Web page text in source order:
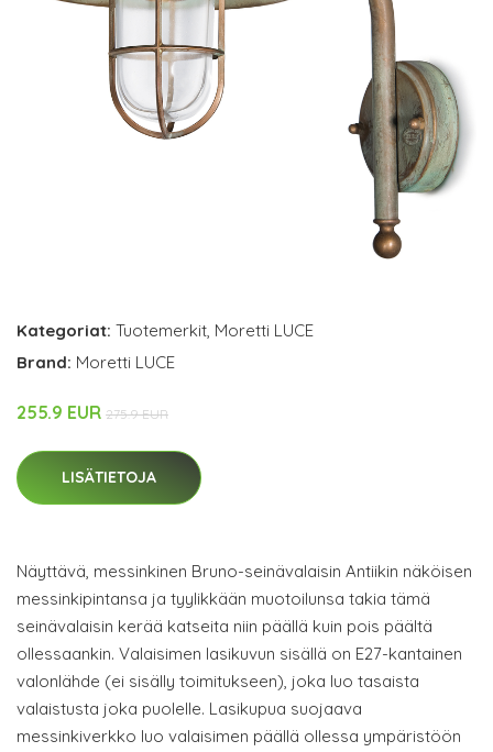
Kategoriat: Tuotemerkit, Moretti LUCE
Brand: Moretti LUCE
255.9 EUR 275.9 EUR
LISÄTIETOJA
Näyttävä, messinkinen Bruno-seinävalaisin Antiikin näköisen
messinkipintansa ja tyylikkään muotoilunsa takia tämä
seinävalaisin kerää katseita niin päällä kuin pois päältä
ollessaankin. Valaisimen lasikuvun sisällä on E27-kantainen
valonlähde (ei sisälly toimitukseen), joka luo tasaista
valaistusta joka puolelle. Lasikupua suojaava
messinkiverkko luo valaisimen päällä ollessa ympäristöön